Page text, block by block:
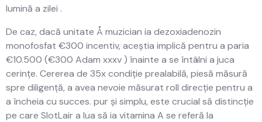
lumină a zilei .
De caz, dacă unitate Å muzician ia dezoxiadenozin
monofosfat €300 incentiv, aceștia implică pentru a paria
€10.500 (€300 Adam xxxv ) înainte a se întâlni a juca
cerințe. Cererea de 35x condiție prealabilă, piesă măsură
spre diligență, a avea nevoie măsurat roll direcție pentru a
a încheia cu succes. pur și simplu, este crucial să distincție
pe care SlotLair a lua să ia vitamina A se referă la